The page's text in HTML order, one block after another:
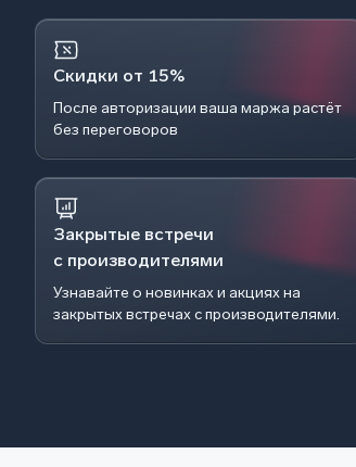
Скидки от 15%
После авторизации ваша маржа растёт
без переговоров
Закрытые встречи
с производителями
Узнавайте о новинках и акциях на
закрытых встречах с производителями.